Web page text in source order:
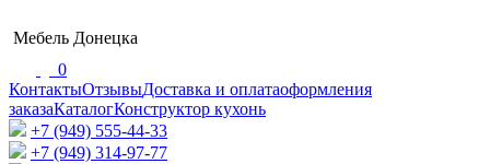
Мебель Донецка
0
КонтактыОтзывыДоставка и оплатаоформления
заказаКаталогКонструктор кухонь
+7 (949) 555-44-33
+7 (949) 314-97-77